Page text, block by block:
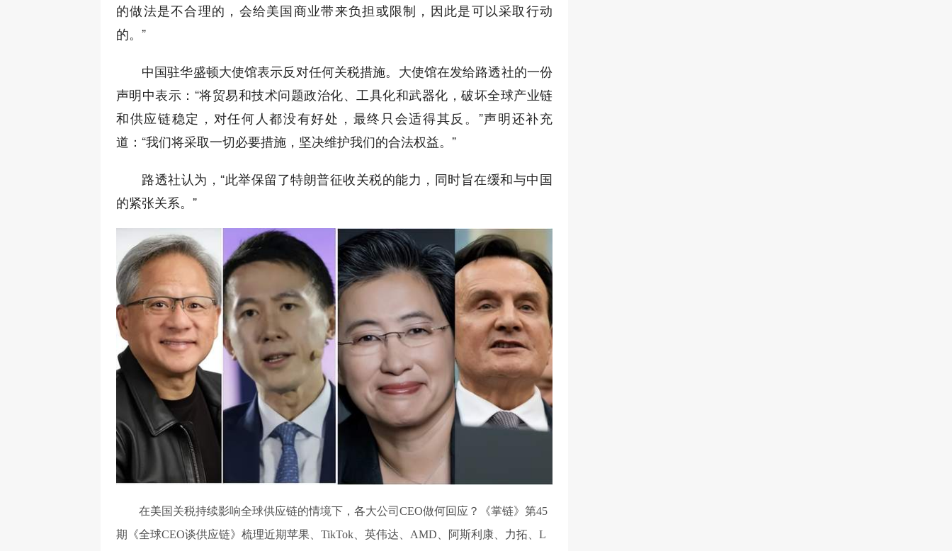
的做法是不合理的，会给美国商业带来负担或限制，因此是可以采取行动
的。”
中国驻华盛顿大使馆表示反对任何关税措施。大使馆在发给路透社的一份
声明中表示：“将贸易和技术问题政治化、工具化和武器化，破坏全球产业链
和供应链稳定，对任何人都没有好处，最终只会适得其反。”声明还补充
道：“我们将采取一切必要措施，坚决维护我们的合法权益。”
路透社认为，“此举保留了特朗普征收关税的能力，同时旨在缓和与中国
的紧张关系。”
在美国关税持续影响全球供应链的情境下，各大公司CEO做何回应？《掌链》第45
期《全球CEO谈供应链》梳理近期苹果、TikTok、英伟达、AMD、阿斯利康、力拓、L